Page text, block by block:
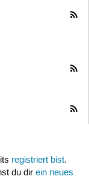
registriert bist.
du dir ein neues